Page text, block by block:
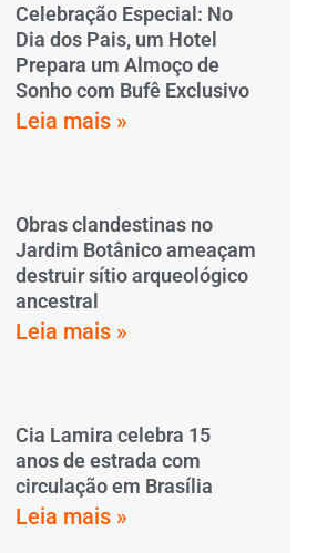
Celebração Especial: No
Dia dos Pais, um Hotel
Prepara um Almoço de
Sonho com Bufê Exclusivo
Leia mais »
Obras clandestinas no
Jardim Botânico ameaçam
destruir sítio arqueológico
ancestral
Leia mais »
Cia Lamira celebra 15
anos de estrada com
circulação em Brasília
Leia mais »